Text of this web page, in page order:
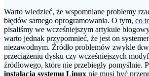
Warto wiedzieć, że wspomniane problemy
błędów samego oprogramowania. O tym, co
pisaliśmy we wcześniejszym artykule
warto jednak przypomnieć, że jest on
niezawodnym. Źródło problemów zwykle
przeciążeniu dysku czy wcześniejszych
źródłowego, które nie przebiegły pomyślnie.
instalacja systemu Linux nie musi być